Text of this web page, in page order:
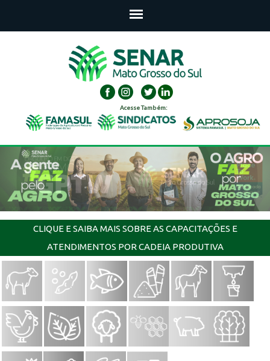
Acesse Também:
CLIQUE E SAIBA MAIS SOBRE AS CAPACITAÇÕES E
ATENDIMENTOS POR CADEIA PRODUTIVA